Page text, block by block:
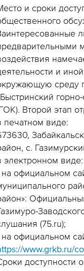
и сроки
и
среду
Второй этап
печатном виде:
с.
электронном виде:
официальном
(75.ru);
официальном
www.grkb.ru/
доступности